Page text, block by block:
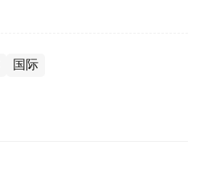
国际